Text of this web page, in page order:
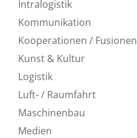
Intralogistik
Kommunikation
Kooperationen / Fusionen
Kunst & Kultur
Logistik
Luft- / Raumfahrt
Maschinenbau
Medien